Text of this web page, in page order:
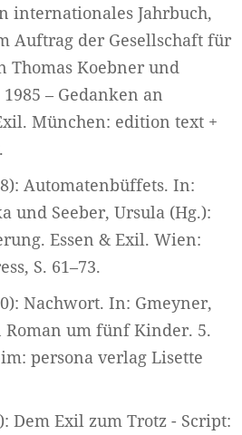
internationales Jahrbuch,
Auftrag der Gesellschaft für
Thomas Koebner und
– Gedanken an
München: edition text +
Automatenbüffets. In:
und Seeber, Ursula (Hg.):
Essen & Exil. Wien:
S. 61–73.
Nachwort. In: Gmeyner,
Roman um fünf Kinder. 5.
persona verlag Lisette
Dem Exil zum Trotz - Script: